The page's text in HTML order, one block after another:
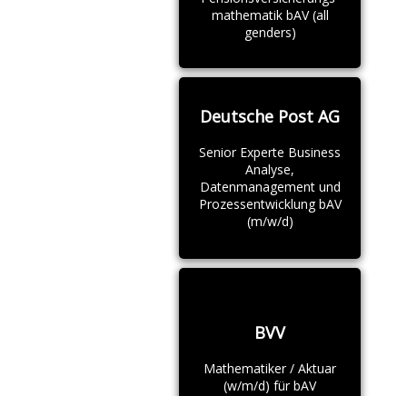
mathematik bAV (all
genders)
Deutsche Post AG
Senior Experte Business
Analyse,
Datenmanagement und
Prozessentwicklung bAV
(m/w/d)
BVV
Mathematiker / Aktuar
(w/m/d) für bAV